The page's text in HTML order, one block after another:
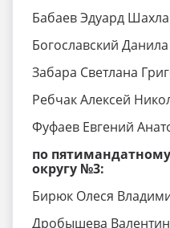
Бабаев Эдуард
Богославский
Забара Светлана
Ребчак Алексей
Фуфаев Евгений
по
округу №3:
Бирюк Олеся
Дробышева